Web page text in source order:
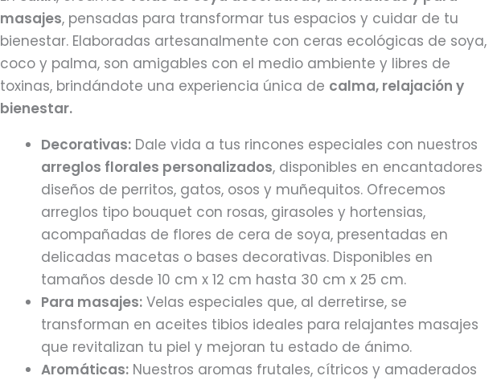
masajes, pensadas para transformar tus espacios y cuidar de tu
bienestar. Elaboradas artesanalmente con ceras ecológicas de soya,
coco y palma, son amigables con el medio ambiente y libres de
toxinas, brindándote una experiencia única de calma, relajación y
bienestar.
Decorativas:Dale vida a tus rincones especiales con nuestros
arreglos florales personalizados, disponibles en encantadores
diseños de perritos, gatos, osos y muñequitos. Ofrecemos
arreglos tipo bouquet con rosas, girasoles y hortensias,
acompañadas de flores de cera de soya, presentadas en
delicadas macetas o bases decorativas. Disponibles en
tamaños desde 10 cm x 12 cm hasta 30 cm x 25 cm.
Para masajes:Velas especiales que, al derretirse, se
transforman en aceites tibios ideales para relajantes masajes
que revitalizan tu piel y mejoran tu estado de ánimo.
Aromáticas:Nuestros aromas frutales, cítricos y amaderados
cantidad